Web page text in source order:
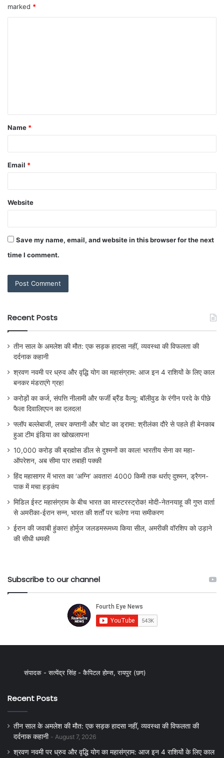
marked *
Name *
Email *
Website
Save my name, email, and website in this browser for the next
time I comment.
Recent Posts
तीन साल के अमलेश की मौत: एक सड़क हादसा नहीं, व्यवस्था की विफलता की
दर्दनाक कहानी
श्रवण नवमी पर ध्रुव और वृद्धि योग का महासंग्राम: आज इन 4 राशियों के लिए काल
बनकर मंडराएंगे ग्रह!
करोड़ों का कर्ज, संपत्ति नीलामी और फर्जी ब्रैंड वैल्यू: बॉलीवुड के रंगीन परदे के पीछे
फैला दिवालिएपन का दलदल!
फ्लॉप बल्लेबाजी, लचर कप्तानी और चोट का ड्रामा: श्रीलंका दौरे से पहले ही बेनकाब
हुआ टीम इंडिया का खोखलापन!
10,000 करोड़ की ब्रह्मोस डील से दुश्मनों का काल! भारतीय सेना का महा-
ऑपरेशन, अब सीमा पार तबाही पक्की
हिंद महासागर में भारत का ‘अग्नि’ अवतार! 4000 किमी तक थर्राए दुश्मन, ड्रैगन-
पाक में मचा हड़कंप
मिडिल ईस्ट महासंग्राम के बीच भारत का मास्टरस्ट्रोक! मोदी-नेतनयाहू की गुप्त वार्ता
से अमरीका-ईरान सन्न, भारत की शर्तों पर चलेगा नया समीकरण
ईरान की जवाबी हुंकार! होर्मुज जलडमरूमध्य किया सील, अमरीकी वॉरशिप को उड़ाने
की सीधी धमकी
Subscribe to our channel
संपादक - सत्येंद्र सिंह - कैपिटल होम्स, रायपुर (छग)
Recent Posts
तीन साल के अमलेश की मौत: एक सड़क हादसा नहीं, व्यवस्था की विफलता की
दर्दनाक कहानी
August 7, 2026
श्रवण नवमी पर ध्रुव और वृद्धि योग का महासंग्राम: आज इन 4 राशियों के लिए काल